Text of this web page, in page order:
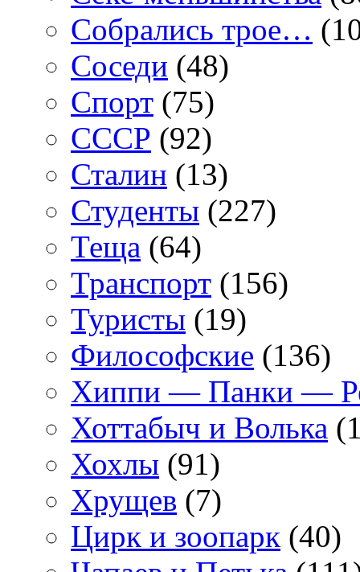
Собрались трое…
Соседи (48)
Спорт (75)
СССР (92)
Сталин (13)
Студенты (227)
Теща (64)
Транспорт (156)
Туристы (19)
Философские (136)
Хиппи — Панки —
Хоттабыч и Волька
Хохлы (91)
Хрущев (7)
Цирк и зоопарк (40)